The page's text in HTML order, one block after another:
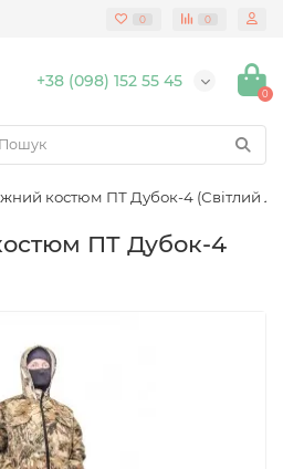
0 0
+38 (098) 152 55 45
0
костюм ПТ Дубок-4 (Світлий
ПТ Дубок-4